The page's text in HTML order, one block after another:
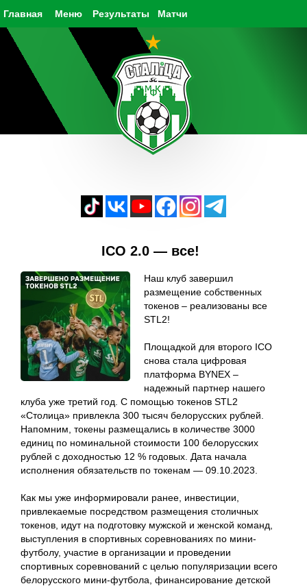
Главная Результаты Матчи
Меню
ICO 2.0 — все!
Наш клуб завершил
размещение собственных
токенов – реализованы все
STL2!
Площадкой для второго ICO
снова стала цифровая
платформа BYNEX –
надежный партнер нашего
клуба уже третий год. С помощью токенов STL2
«Столица» привлекла 300 тысяч белорусских рублей.
Напомним, токены размещались в количестве 3000
единиц по номинальной стоимости 100 белорусских
рублей с доходностью 12 % годовых. Дата начала
исполнения обязательств по токенам — 09.10.2023.
Как мы уже информировали ранее, инвестиции,
привлекаемые посредством размещения столичных
токенов, идут на подготовку мужской и женской команд,
выступления в спортивных соревнованиях по мини-
футболу, участие в организации и проведении
спортивных соревнований с целью популяризации всего
белорусского мини-футбола, финансирование детской